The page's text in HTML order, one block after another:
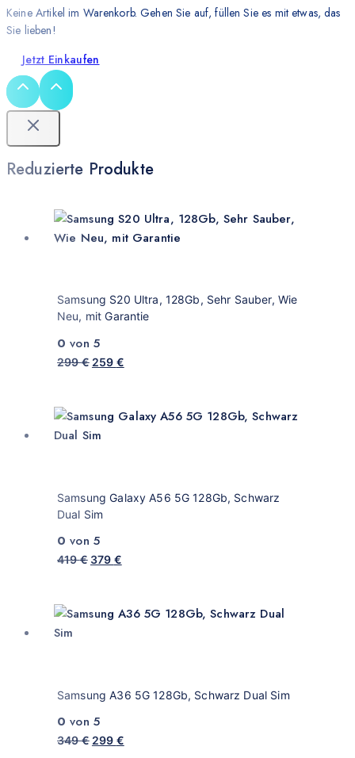
Keine Artikel im Warenkorb. Gehen Sie auf, füllen Sie es mit etwas, das
Sie lieben!
Jetzt Einkaufen
Reduzierte Produkte
Samsung S20 Ultra, 128Gb, Sehr Sauber, Wie
Neu, mit Garantie
0 von 5
299€ 259 €
Samsung Galaxy A56 5G 128Gb, Schwarz
Dual Sim
0 von 5
419€ 379 €
Samsung A36 5G 128Gb, Schwarz Dual Sim
0 von 5
349€ 299 €